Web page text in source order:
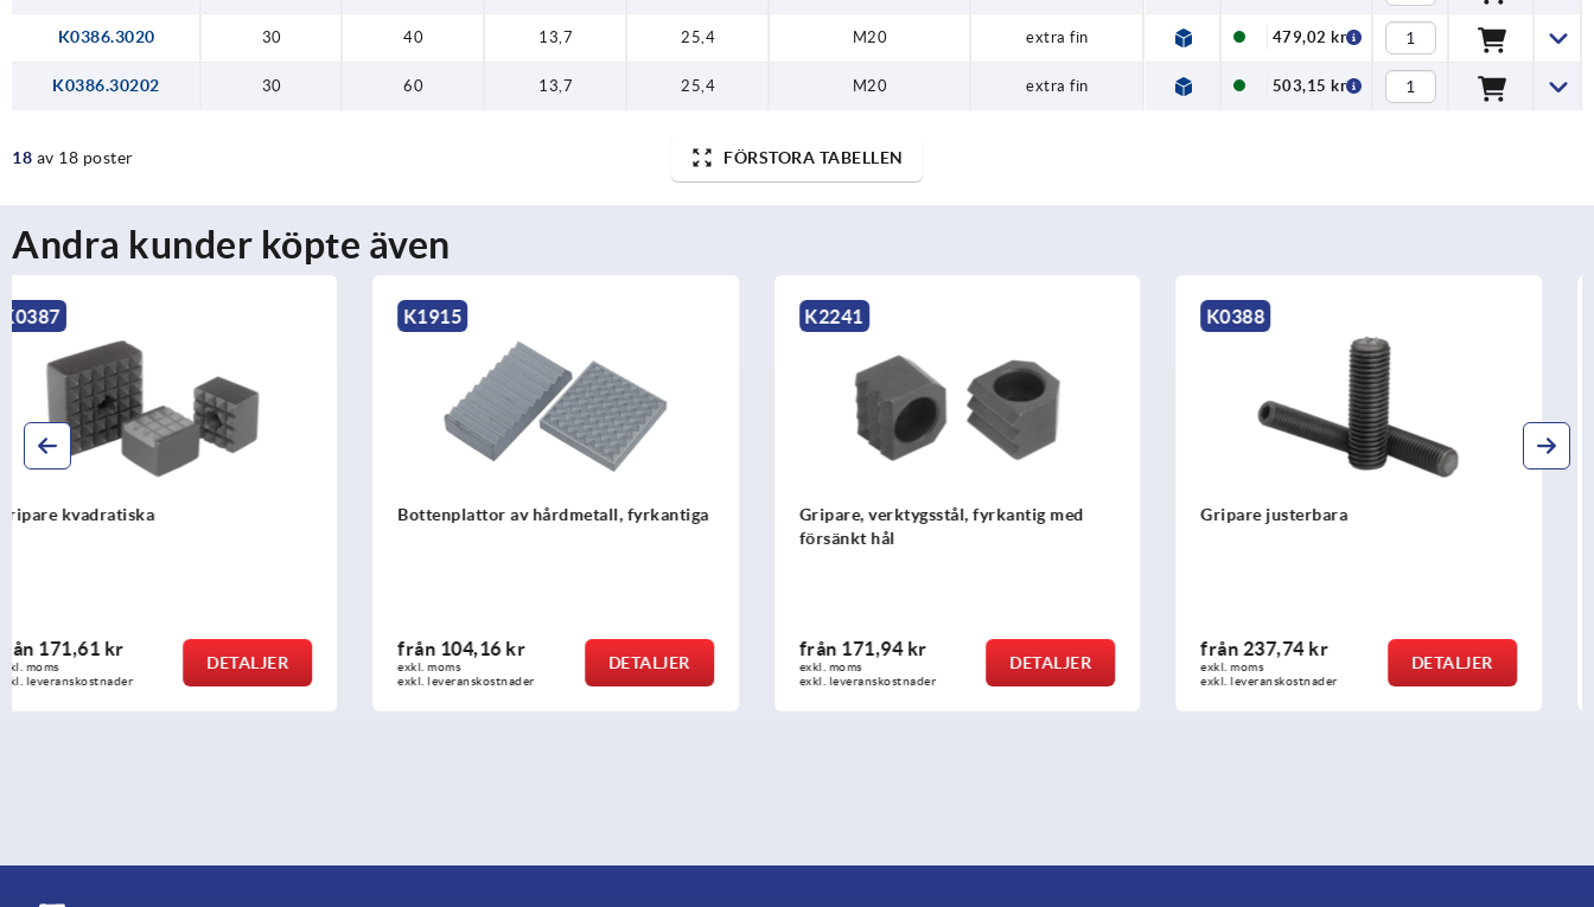
K0386.3020 30 40 13,7 25,4 M20 extra fin 479,02 kr
K0386.30202 30 60 13,7 25,4 M20 extra fin 503,15 kr
18 av 18 poster FÖRSTORA TABELLEN
Andra kunder köpte även
K1915
Bottenplattor av hårdmetall, fyrkantiga
från104,16 kr
exkl. moms
exkl. leveranskostnader
DETALJER
K2241
Gripare, verktygsstål, fyrkantig med
från171,94 kr
exkl. moms
exkl. leveranskostnader
DETALJER
K0388
Gripare justerbara
från237,74 kr
exkl. moms
exkl. leveranskostnader
DETALJER
K1914
Bottenplattor av hårdmetall runda
från77,15 kr
exkl. moms
exkl. leveranskostnader
DETALJER